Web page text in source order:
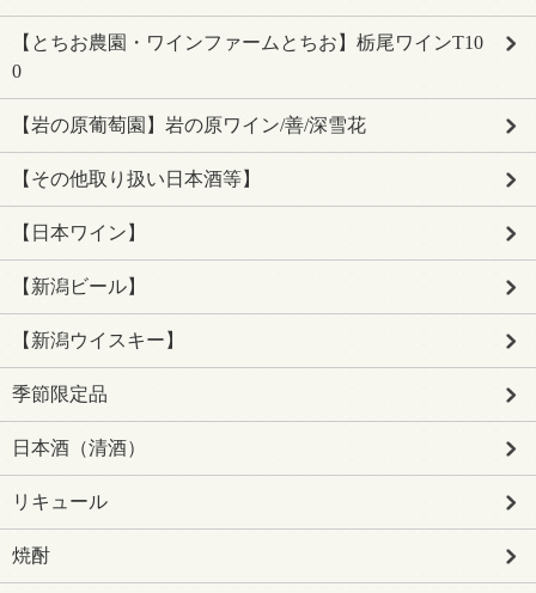
【とちお農園・ワインファームとちお】栃尾ワインT10
0
【岩の原葡萄園】岩の原ワイン/善/深雪花
【その他取り扱い日本酒等】
【日本ワイン】
【新潟ビール】
【新潟ウイスキー】
季節限定品
日本酒（清酒）
リキュール
焼酎